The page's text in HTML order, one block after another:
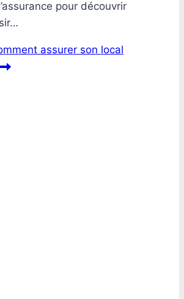
pour découvrir
assurer son local